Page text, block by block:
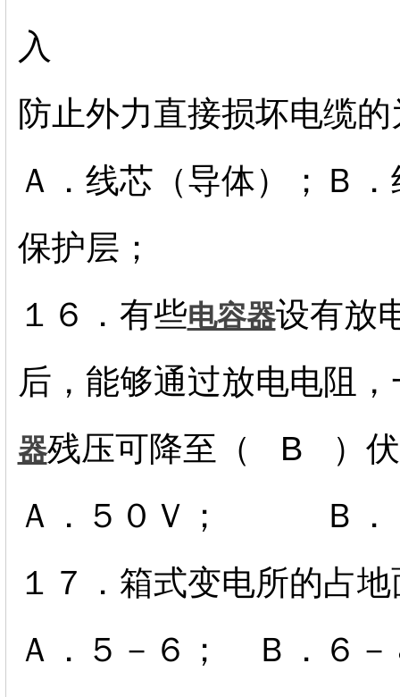
入
防止外力直接损坏电缆
Ａ．线芯（导体）；Ｂ
保护层；
１６．有些电容器设有放
后，能够通过放电电阻
器残压可降至（ B ）伏
Ａ．５０Ｖ； Ｂ
１７．箱式变电所的占
Ａ．５－６； Ｂ．６